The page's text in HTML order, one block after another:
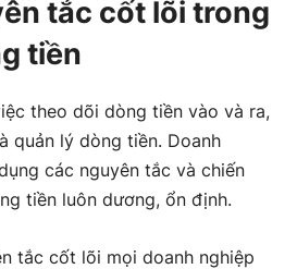
tắc cốt lõi trong
tiền
theo dõi dòng tiền vào và ra,
quản lý dòng tiền. Doanh
các nguyên tắc và chiến
tiền luôn dương, ổn định.
tắc cốt lõi mọi doanh nghiệp